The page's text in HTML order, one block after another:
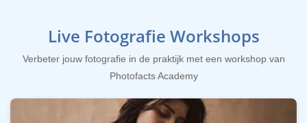
Live Fotografie Workshops
Verbeter jouw fotografie in de praktijk met een workshop van
Photofacts Academy